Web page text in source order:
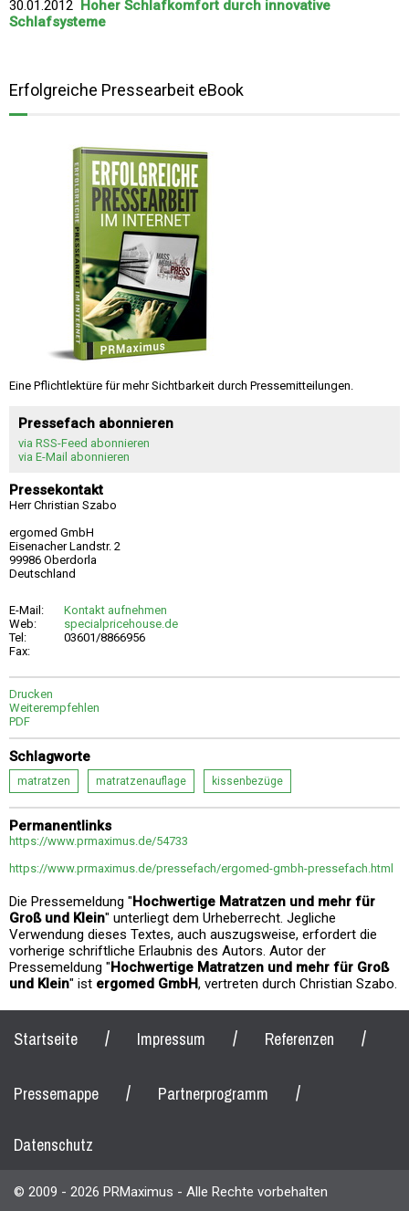
30.01.2012 Hoher Schlafkomfort durch innovative
Schlafsysteme
Erfolgreiche Pressearbeit eBook
Eine Pflichtlektüre für mehr Sichtbarkeit durch Pressemitteilungen.
Pressefach abonnieren
via RSS-Feed abonnieren
via E-Mail abonnieren
Pressekontakt
Herr Christian Szabo
ergomed GmbH
Eisenacher Landstr. 2
99986 Oberdorla
Deutschland
E-Mail:
Kontakt aufnehmen
Web:
specialpricehouse.de
Tel:
03601/8866956
Fax:
Drucken
Weiterempfehlen
PDF
Schlagworte
matratzen matratzenauflage kissenbezüge
Permanentlinks
https://www.prmaximus.de/54733
https://www.prmaximus.de/pressefach/ergomed-gmbh-pressefach.html
Die Pressemeldung "Hochwertige Matratzen und mehr für
Groß und Klein" unterliegt dem Urheberrecht. Jegliche
Verwendung dieses Textes, auch auszugsweise, erfordert die
vorherige schriftliche Erlaubnis des Autors. Autor der
Pressemeldung "Hochwertige Matratzen und mehr für Groß
und Klein" ist ergomed GmbH, vertreten durch Christian Szabo.
Startseite / Impressum / Referenzen /
Pressemappe / Partnerprogramm /
Datenschutz
© 2009 - 2026 PRMaximus - Alle Rechte vorbehalten